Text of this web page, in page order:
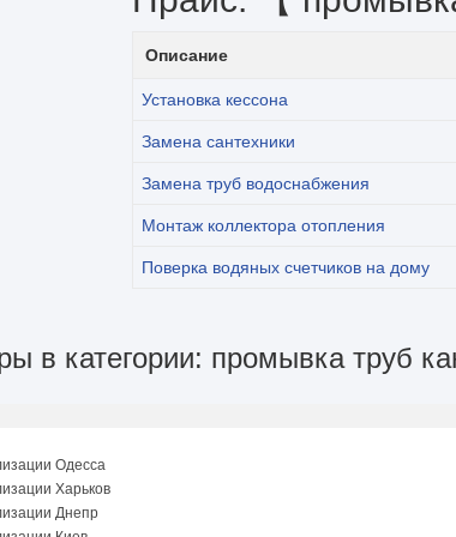
Описание
Установка кессона
Замена сантехники
Замена труб водоснабжения
Монтаж коллектора отопления
Поверка водяных счетчиков на дому
в категории: промывка труб
Одесса
Харьков
Днепр